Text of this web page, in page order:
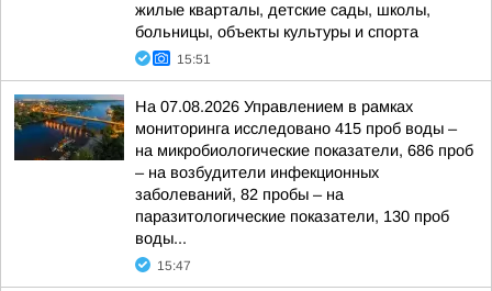
жилые кварталы, детские сады, школы,
больницы, объекты культуры и спорта
15:51
На 07.08.2026 Управлением в рамках
мониторинга исследовано 415 проб воды –
на микробиологические показатели, 686 проб
– на возбудители инфекционных
заболеваний, 82 пробы – на
паразитологические показатели, 130 проб
воды...
15:47